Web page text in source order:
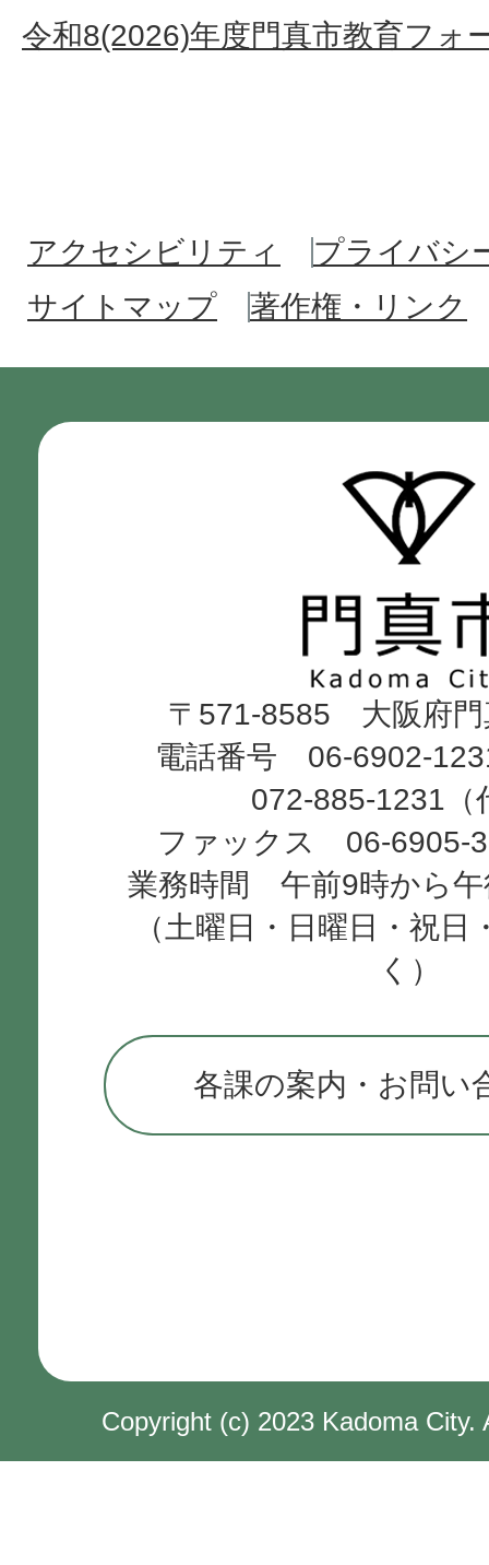
令和8(2026)年度門真市教育フォ
アクセシビリティ
プライバシ
サイトマップ
著作権・リンク
市
Kadoma
City
〒571-8585 大阪府門
電話番号 06-6902-
072-885-1231（
ファックス 06-6905-
業務時間 午前9時から午
（土曜日・日曜日・祝日
く）
各課の案内・お問い
Copyright (c) 2023 Kadoma City.